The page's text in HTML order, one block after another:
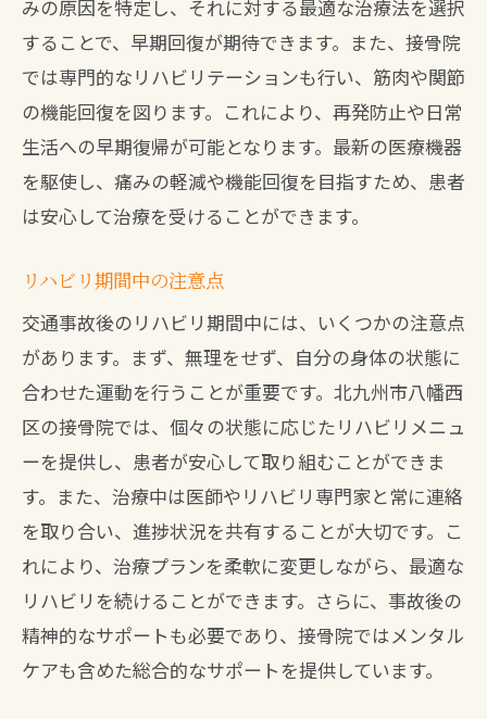
みの原因を特定し、それに対する最適な治療法を選択
することで、早期回復が期待できます。また、接骨院
では専門的なリハビリテーションも行い、筋肉や関節
の機能回復を図ります。これにより、再発防止や日常
生活への早期復帰が可能となります。最新の医療機器
を駆使し、痛みの軽減や機能回復を目指すため、患者
は安心して治療を受けることができます。
リハビリ期間中の注意点
交通事故後のリハビリ期間中には、いくつかの注意点
があります。まず、無理をせず、自分の身体の状態に
合わせた運動を行うことが重要です。北九州市八幡西
区の接骨院では、個々の状態に応じたリハビリメニュ
ーを提供し、患者が安心して取り組むことができま
す。また、治療中は医師やリハビリ専門家と常に連絡
を取り合い、進捗状況を共有することが大切です。こ
れにより、治療プランを柔軟に変更しながら、最適な
リハビリを続けることができます。さらに、事故後の
精神的なサポートも必要であり、接骨院ではメンタル
ケアも含めた総合的なサポートを提供しています。